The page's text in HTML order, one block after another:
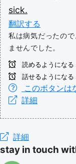
sick.
翻訳する
私は病気だったの
ませんでした。
読めるようになる
話せるようになる
このボタンは
詳細
詳細
stay in touch